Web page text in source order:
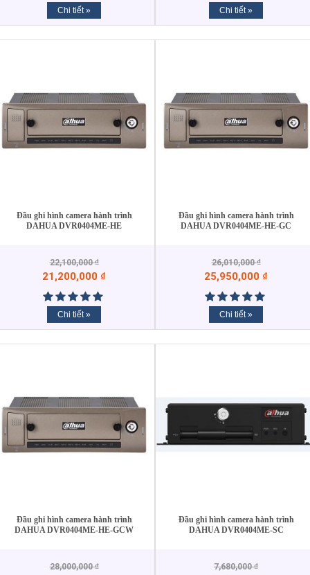
Chi tiết » Chi tiết »
Đầu ghi hình camera hành trình
DAHUA DVR0404ME-HE
22,100,000₫
21,200,000 ₫
Chi tiết »
Đầu ghi hình camera hành trình
DAHUA DVR0404ME-HE-GC
26,010,000₫
25,950,000 ₫
Chi tiết »
Đầu ghi hình camera hành trình
DAHUA DVR0404ME-HE-GCW
28,000,000₫
Đầu ghi hình camera hành trình
DAHUA DVR0404ME-SC
7,680,000₫